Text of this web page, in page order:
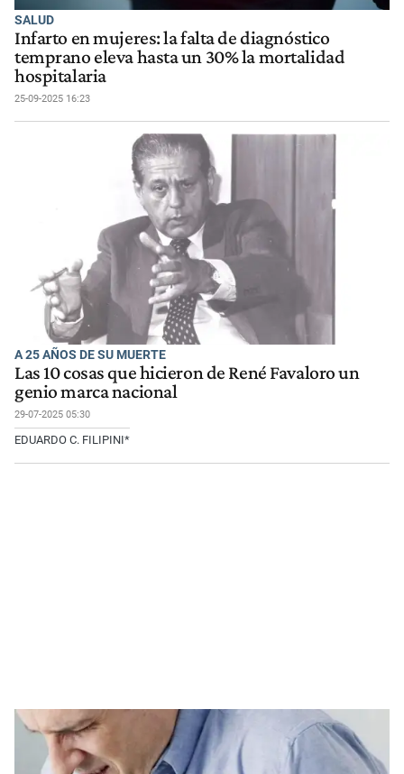
SALUD
Infarto en mujeres: la falta de diagnóstico
temprano eleva hasta un 30% la mortalidad
hospitalaria
25-09-2025 16:23
A 25 AÑOS DE SU MUERTE
Las 10 cosas que hicieron de René Favaloro un
genio marca nacional
29-07-2025 05:30
EDUARDO C. FILIPINI*